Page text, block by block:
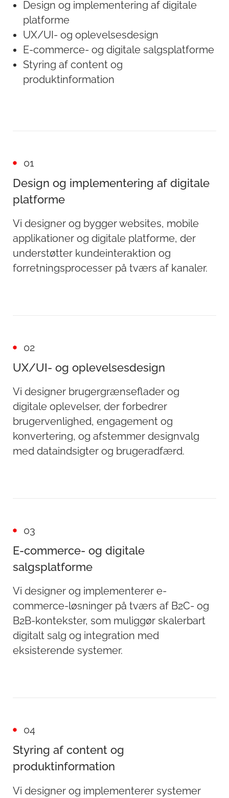
Design og implementering af digitale
platforme
UX/UI- og oplevelsesdesign
E-commerce- og digitale salgsplatforme
Styring af content og
produktinformation
01
Design og implementering af digitale
platforme
Vi designer og bygger websites, mobile
applikationer og digitale platforme, der
understøtter kundeinteraktion og
forretningsprocesser på tværs af kanaler.
02
UX/UI- og oplevelsesdesign
Vi designer brugergrænseflader og
digitale oplevelser, der forbedrer
brugervenlighed, engagement og
konvertering, og afstemmer designvalg
med dataindsigter og brugeradfærd.
03
E-commerce- og digitale
salgsplatforme
Vi designer og implementerer e-
commerce-løsninger på tværs af B2C- og
B2B-kontekster, som muliggør skalerbart
digitalt salg og integration med
eksisterende systemer.
04
Styring af content og
produktinformation
Vi designer og implementerer systemer